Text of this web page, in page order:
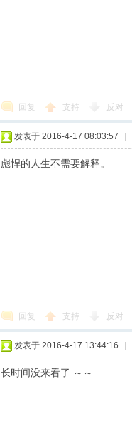
回复 支持 反对
发表于 2016-4-17 08:03:57
彪悍的人生不需要解释。
回复 支持 反对
发表于 2016-4-17 13:44:16
长时间没来看了 ～～